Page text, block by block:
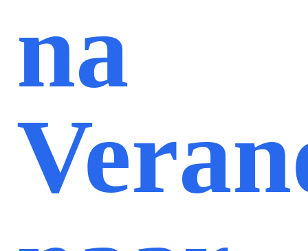
na